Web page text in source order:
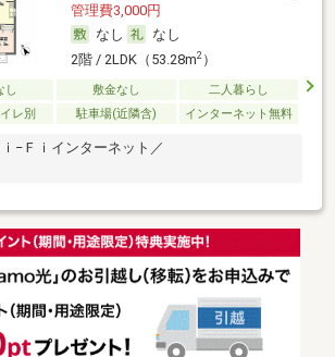
管理費3,000円
なし
なし
2階 / 2LDK（53.28m2）
し 敷金なし
二人暮らし
レ別
駐車場(近隣含) インターネット無料
−Ｆｉインターネット／